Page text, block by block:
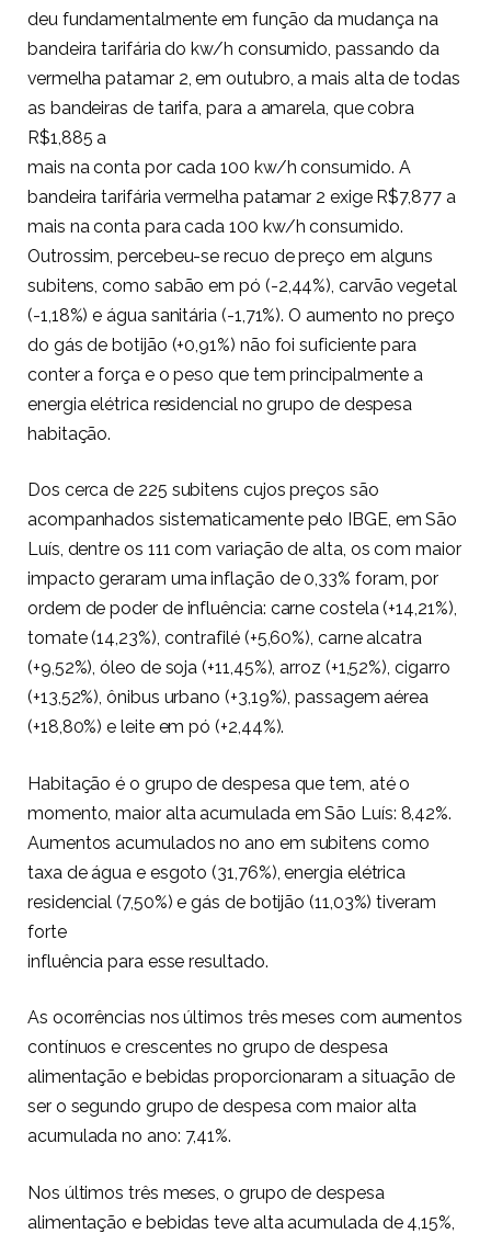
deu fundamentalmente em função da mudança na
bandeira tarifária do kw/h consumido, passando da
vermelha patamar 2, em outubro, a mais alta de todas
as bandeiras de tarifa, para a amarela, que cobra
R$1,885 a
mais na conta por cada 100 kw/h consumido. A
bandeira tarifária vermelha patamar 2 exige R$7,877 a
mais na conta para cada 100 kw/h consumido.
Outrossim, percebeu-se recuo de preço em alguns
subitens, como sabão em pó (-2,44%), carvão vegetal
(-1,18%) e água sanitária (-1,71%). O aumento no preço
do gás de botijão (+0,91%) não foi suficiente para
conter a força e o peso que tem principalmente a
energia elétrica residencial no grupo de despesa
habitação.
Dos cerca de 225 subitens cujos preços são
acompanhados sistematicamente pelo IBGE, em São
Luís, dentre os 111 com variação de alta, os com maior
impacto geraram uma inflação de 0,33% foram, por
ordem de poder de influência: carne costela (+14,21%),
tomate (14,23%), contrafilé (+5,60%), carne alcatra
(+9,52%), óleo de soja (+11,45%), arroz (+1,52%), cigarro
(+13,52%), ônibus urbano (+3,19%), passagem aérea
(+18,80%) e leite em pó (+2,44%).
Habitação é o grupo de despesa que tem, até o
momento, maior alta acumulada em São Luís: 8,42%.
Aumentos acumulados no ano em subitens como
taxa de água e esgoto (31,76%), energia elétrica
residencial (7,50%) e gás de botijão (11,03%) tiveram
forte
influência para esse resultado.
As ocorrências nos últimos três meses com aumentos
contínuos e crescentes no grupo de despesa
alimentação e bebidas proporcionaram a situação de
ser o segundo grupo de despesa com maior alta
acumulada no ano: 7,41%.
Nos últimos três meses, o grupo de despesa
alimentação e bebidas teve alta acumulada de 4,15%,